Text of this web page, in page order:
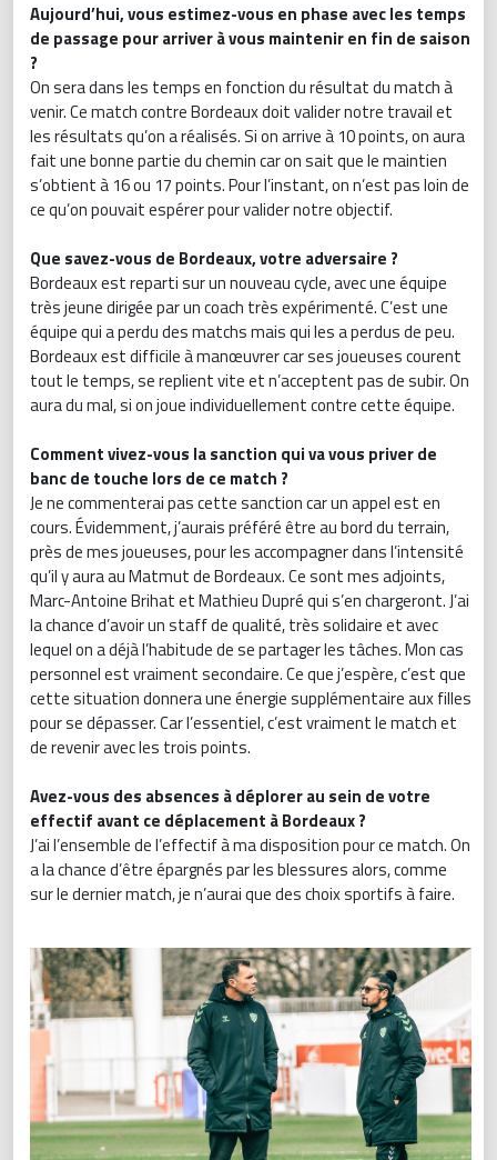
Aujourd’hui, vous estimez-vous en phase avec les temps
de passage pour arriver à vous maintenir en fin de saison
?
On sera dans les temps en fonction du résultat du match à
venir. Ce match contre Bordeaux doit valider notre travail et
les résultats qu’on a réalisés. Si on arrive à 10 points, on aura
fait une bonne partie du chemin car on sait que le maintien
s’obtient à 16 ou 17 points. Pour l’instant, on n’est pas loin de
ce qu’on pouvait espérer pour valider notre objectif.
Que savez-vous de Bordeaux, votre adversaire ?
Bordeaux est reparti sur un nouveau cycle, avec une équipe
très jeune dirigée par un coach très expérimenté. C’est une
équipe qui a perdu des matchs mais qui les a perdus de peu.
Bordeaux est difficile à manœuvrer car ses joueuses courent
tout le temps, se replient vite et n’acceptent pas de subir. On
aura du mal, si on joue individuellement contre cette équipe.
Comment vivez-vous la sanction qui va vous priver de
banc de touche lors de ce match ?
Je ne commenterai pas cette sanction car un appel est en
cours. Évidemment, j’aurais préféré être au bord du terrain,
près de mes joueuses, pour les accompagner dans l’intensité
qu’il y aura au Matmut de Bordeaux. Ce sont mes adjoints,
Marc-Antoine Brihat et Mathieu Dupré qui s’en chargeront. J’ai
la chance d’avoir un staff de qualité, très solidaire et avec
lequel on a déjà l’habitude de se partager les tâches. Mon cas
personnel est vraiment secondaire. Ce que j’espère, c’est que
cette situation donnera une énergie supplémentaire aux filles
pour se dépasser. Car l’essentiel, c’est vraiment le match et
de revenir avec les trois points.
Avez-vous des absences à déplorer au sein de votre
effectif avant ce déplacement à Bordeaux ?
J’ai l’ensemble de l’effectif à ma disposition pour ce match. On
a la chance d’être épargnés par les blessures alors, comme
sur le dernier match, je n’aurai que des choix sportifs à faire.